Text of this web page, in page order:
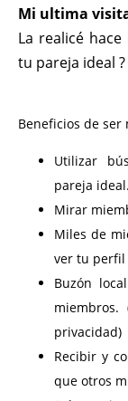
Mi ultima
La realicé
tu pareja ideal ?
Beneficios de ser
Utilizar
pareja ideal.
Mirar
Miles de
ver tu perfil
Buzón
privacidad)
Recibir y
que otros